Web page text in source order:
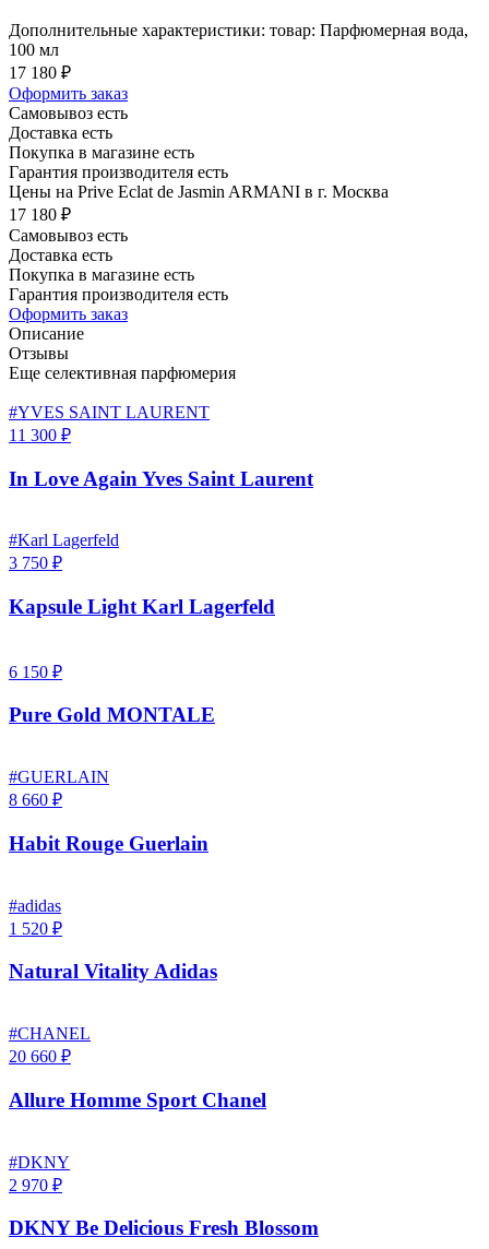
Дополнительные характеристики: товар: Парфюмерная вода,
100 мл
17 180 ₽
Оформить заказ
Самовывоз есть
Доставка есть
Покупка в магазине есть
Гарантия производителя есть
Цены на Prive Eclat de Jasmin ARMANI в г. Москва
17 180 ₽
Самовывоз есть
Доставка есть
Покупка в магазине есть
Гарантия производителя есть
Оформить заказ
Описание
Отзывы
Еще селективная парфюмерия
#YVES SAINT LAURENT
11 300 ₽
In Love Again Yves Saint Laurent
#Karl Lagerfeld
3 750 ₽
Kapsule Light Karl Lagerfeld
6 150 ₽
Pure Gold MONTALE
#GUERLAIN
8 660 ₽
Habit Rouge Guerlain
#adidas
1 520 ₽
Natural Vitality Adidas
#CHANEL
20 660 ₽
Allure Homme Sport Chanel
#DKNY
2 970 ₽
DKNY Be Delicious Fresh Blossom